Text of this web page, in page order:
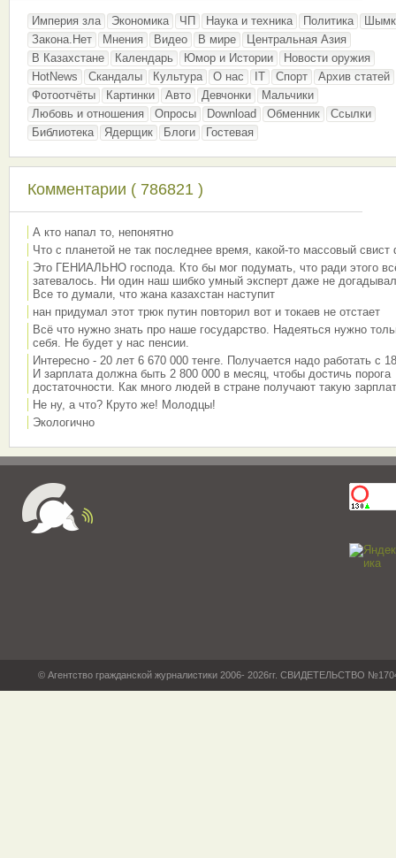
Империя зла Экономика ЧП Наука и техника Политика
Закона.Нет
Мнения Видео В мире
Центральная Азия
В Казахстане
Календарь Юмор и Истории
Новости оружия
HotNews
Скандалы Культура О нас IT Спорт
Архив статей
Фотоотчёты
Картинки Авто Девчонки
Мальчики
Любовь и отношения
Опросы Download Обменник
Ссылки
Библиотека
Ядерщик Блоги Гостевая
Комментарии ( 786821 )
А кто напал то, непонятно
Что с планетой не так последнее время, какой-то массовый свист
Это ГЕНИАЛЬНО господа. Кто бы мог подумать, что ради этого
затевалось. Ни один наш шибко умный эксперт даже не
Все то думали, что жана казахстан наступит
нан придумал этот трюк путин повторил вот и токаев не отстает
Всё что нужно знать про наше государство. Надеяться нужно
себя. Не будет у нас пенсии.
Интересно - 20 лет 6 670 000 тенге. Получается надо работать с
И зарплата должна быть 2 800 000 в месяц, чтобы достичь порога
достаточности. Как много людей в стране получают такую
Не ну, а что? Круто же! Молодцы!
Экологично
© Агентство гражданской журналистики 2006- 2026гг. СВИДЕТЕЛЬСТВО